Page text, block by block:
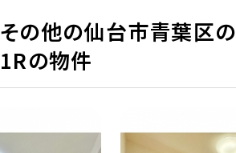
その他の仙台市青葉区の
1Rの物件